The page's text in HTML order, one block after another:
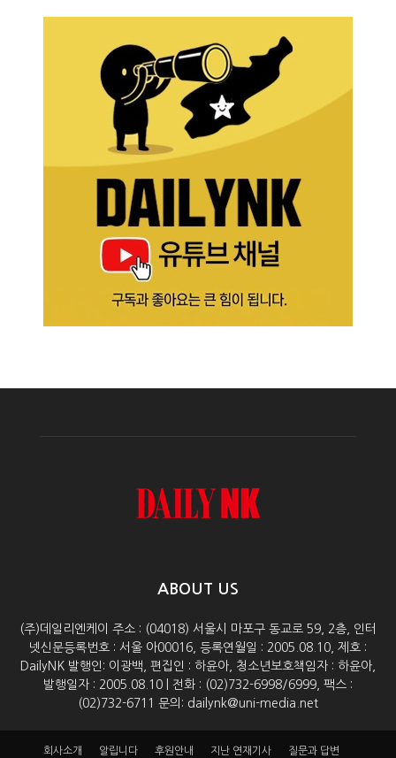
ABOUT US
(주)데일리엔케이 주소 : (04018) 서울시 마포구 동교로 59, 2층, 인터
넷신문등록번호 : 서울 아00016, 등록연월일 : 2005.08.10, 제호 :
DailyNK 발행인: 이광백, 편집인 : 하윤아, 청소년보호책임자 : 하윤아,
발행일자 : 2005.08.10 | 전화 : (02)732-6998/6999, 팩스 :
(02)732-6711 문의: dailynk@uni-media.net
회사소개 알립니다 후원안내 지난 연재기사 질문과 답변